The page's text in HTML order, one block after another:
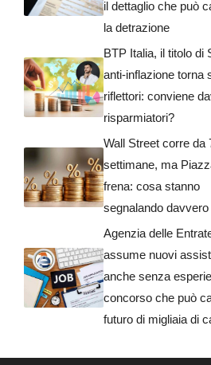
il dettaglio che può
la detrazione
BTP Italia, il titolo di
anti-inflazione torna
riflettori: conviene
risparmiatori?
Wall Street corre da
settimane, ma
frena: cosa stanno
segnalando
Agenzia delle
assume nuovi
anche senza
concorso che può
futuro di migliaia di